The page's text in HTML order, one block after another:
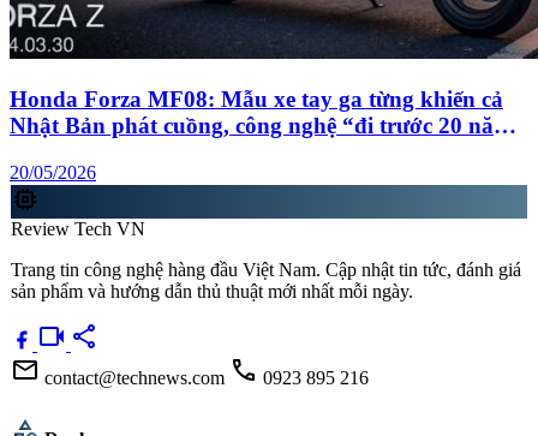
Honda Forza MF08: Mẫu xe tay ga từng khiến cả
Nhật Bản phát cuồng, công nghệ “đi trước 20 năm”
20/05/2026
memory
Review Tech VN
Trang tin công nghệ hàng đầu Việt Nam. Cập nhật tin tức, đánh giá
sản phẩm và hướng dẫn thủ thuật mới nhất mỗi ngày.
videocam share
mail contact@technews.com call 0923 895 216